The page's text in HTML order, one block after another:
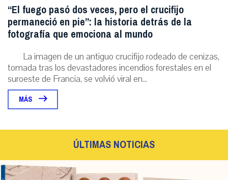
“El fuego pasó dos veces, pero el crucifijo
permaneció en pie”: la historia detrás de la
fotografía que emociona al mundo
La imagen de un antiguo crucifijo rodeado de cenizas,
tomada tras los devastadores incendios forestales en el
suroeste de Francia, se volvió viral en...
MÁS
ÚLTIMAS NOTICIAS